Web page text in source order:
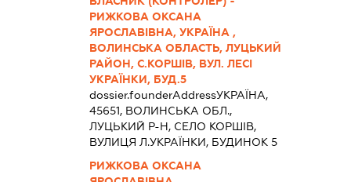
РИЖКОВА ОКСАНА
ЯРОСЛАВІВНА, УКРАЇНА ,
ВОЛИНСЬКА ОБЛАСТЬ, ЛУЦЬКИЙ
РАЙОН, С.КОРШІВ, ВУЛ. ЛЕСІ
УКРАЇНКИ, БУД.5
dossier.founderAddressУКРАЇНА,
45651, ВОЛИНСЬКА ОБЛ.,
ЛУЦЬКИЙ Р-Н, СЕЛО КОРШІВ,
ВУЛИЦЯ Л.УКРАЇНКИ, БУДИНОК 5
РИЖКОВА ОКСАНА